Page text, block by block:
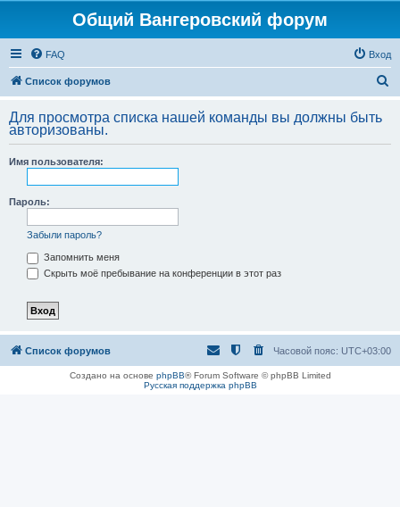
Общий Вангеровский форум
FAQ Вход
Список форумов
с
Для просмотра списка нашей команды вы должны быть
авторизованы.
Имя пользователя:
Пароль:
Забыли пароль?
Запомнить меня
Скрыть моё пребывание на конференции в этот раз
Список форумов Часовой пояс: UTC+03:00
Создано на основе phpBB® Forum Software © phpBB Limited
Русская поддержка phpBB